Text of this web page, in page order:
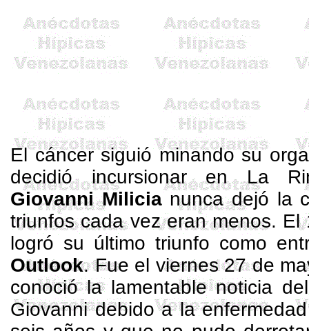
El cáncer siguió minando su
decidió incursionar en La
Giovanni Milicianunca dejó la
triunfos cada vez eran menos. El
logró su último triunfo como
Outlook. Fue el viernes 27 de
conoció la lamentable noticia
Giovanni debido a la